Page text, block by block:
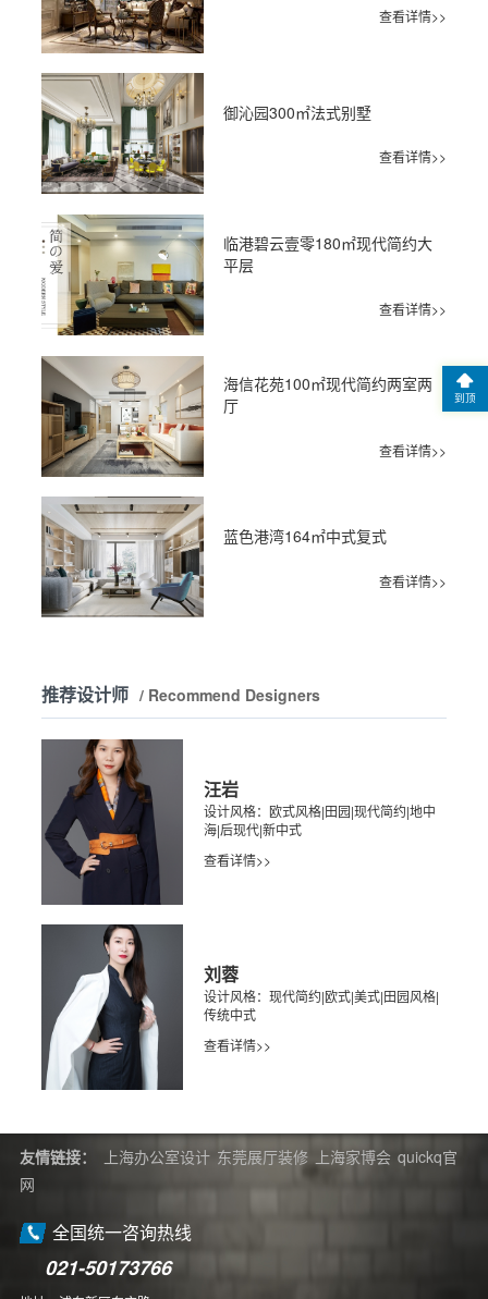
查看详情>>
御沁园300㎡法式别墅
查看详情>>
临港碧云壹零180㎡现代简约大
平层
查看详情>>
海信花苑100㎡现代简约两室两
厅
查看详情>>
蓝色港湾164㎡中式复式
查看详情>>
推荐设计师 / Recommend Designers
汪岩
设计风格：欧式风格|田园|现代简约|地中
海|后现代|新中式
查看详情>>
刘蓉
设计风格：现代简约|欧式|美式|田园风格|
传统中式
查看详情>>
友情链接： 上海办公室设计 东莞展厅装修 上海家博会 quickq官
网
全国统一咨询热线
021-50173766
到顶